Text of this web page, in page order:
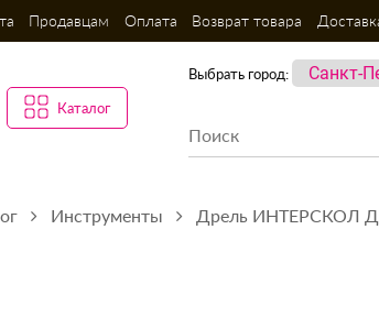
Продавцам Оплата Возврат товара
Каталог
Выбрать город:
Инструменты Дрель ИНТЕРСКОЛ